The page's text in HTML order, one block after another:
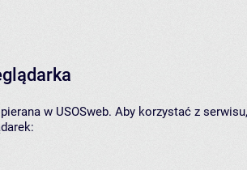
w USOSweb. Aby korzystać z